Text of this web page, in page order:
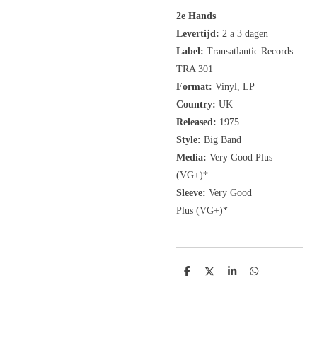
2e Hands
Levertijd: 2 a 3 dagen
Label: Transatlantic Records ‎–
TRA 301
Format: Vinyl, LP
Country: UK
Released: 1975
Style: Big Band
Media: Very Good Plus
(VG+)*
Sleeve: Very Good
Plus (VG+)*
D
D
S
D